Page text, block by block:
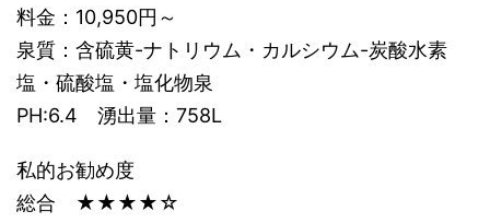
料金：10,950円～
泉質：含硫黄-ナトリウム・カルシウム-炭酸水素
塩・硫酸塩・塩化物泉
PH:6.4 湧出量：758L
私的お勧め度
総合 ★★★★☆